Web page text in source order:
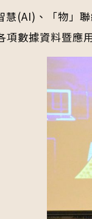
(AI)、「物」
數據資料暨應